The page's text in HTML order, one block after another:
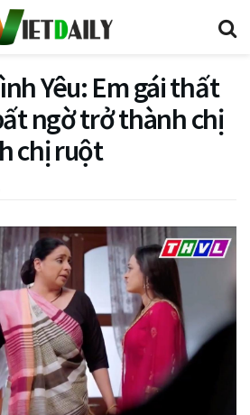
Yêu: Em gái thất
ngờ trở thành chị
chị ruột